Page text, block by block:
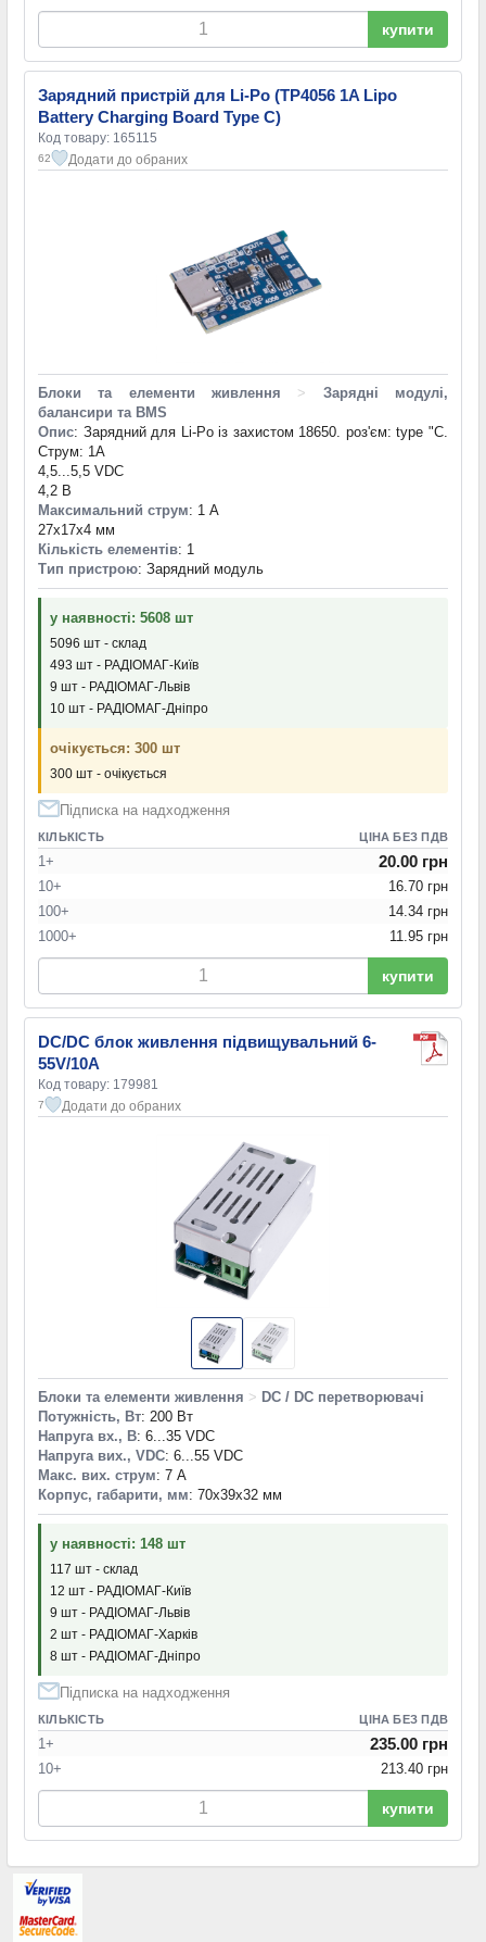
купити
Зарядний пристрій для Li-Po (TP4056 1A Lipo
Battery Charging Board Type C)
Код товару: 165115
62 Додати до обраних
Блоки та елементи живлення >
Зарядні модулі,
балансири та BMS
Опис: Зарядний для Li-Po із захистом 18650. роз'єм: type "C.
Струм: 1А
4,5...5,5 VDC
4,2 В
Максимальний струм: 1 А
27x17x4 мм
Кількість елементів: 1
Тип пристрою: Зарядний модуль
у наявності: 5608 шт
5096 шт - склад
493 шт - РАДІОМАГ-Київ
9 шт - РАДІОМАГ-Львів
10 шт - РАДІОМАГ-Дніпро
очікується: 300 шт
300 шт - очікується
Підписка на надходження
КІЛЬКІСТЬ ЦІНА БЕЗ ПДВ
1+ 20.00 грн
10+
16.70 грн
100+
14.34 грн
1000+
11.95 грн
купити
DC/DC блок живлення підвищувальний 6-
55V/10A
Код товару: 179981
7 Додати до обраних
Блоки та елементи живлення > DC / DC перетворювачі
Потужність, Вт: 200 Вт
Напруга вх., В: 6...35 VDC
Напруга вих., VDC: 6...55 VDC
Макс. вих. струм: 7 А
Корпус, габарити, мм: 70x39x32 мм
у наявності: 148 шт
117 шт - склад
12 шт - РАДІОМАГ-Київ
9 шт - РАДІОМАГ-Львів
2 шт - РАДІОМАГ-Харків
8 шт - РАДІОМАГ-Дніпро
Підписка на надходження
КІЛЬКІСТЬ ЦІНА БЕЗ ПДВ
1+ 235.00 грн
10+ 213.40 грн
купити